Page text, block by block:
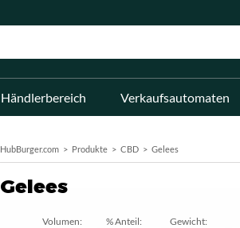
Händlerbereich Verkaufsautomaten
HubBurger.com Produkte CBD Gelees
Gelees
Volumen: % Anteil: Gewicht: